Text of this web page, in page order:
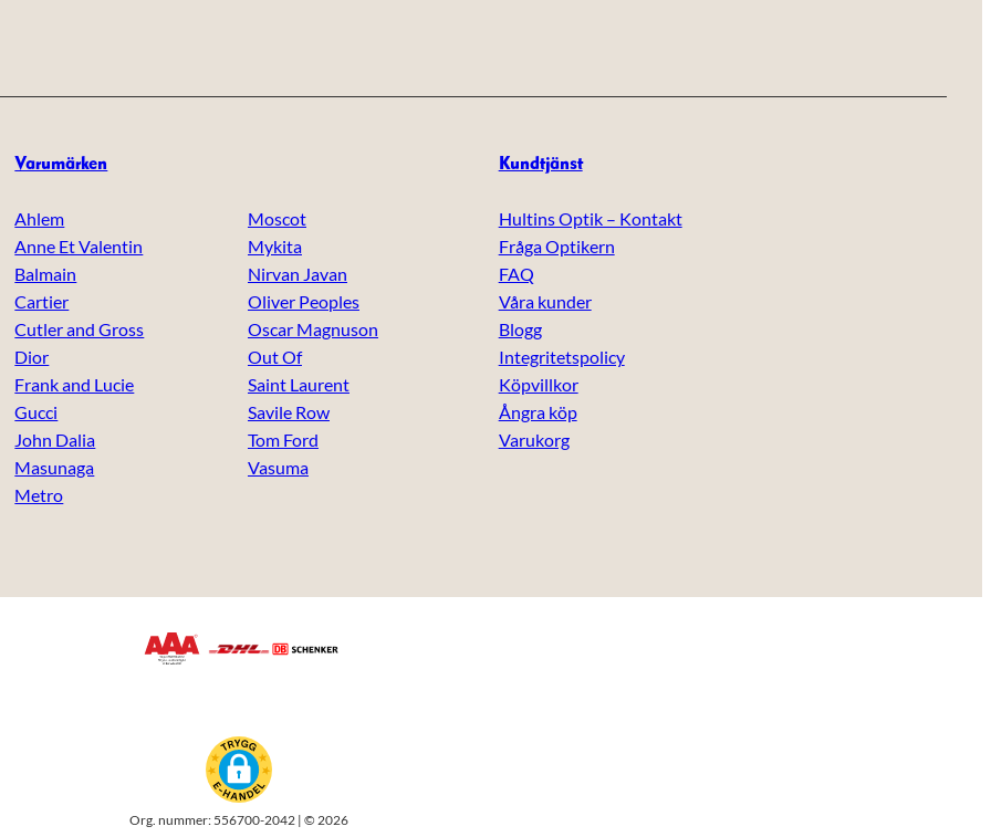
Varumärken
Ahlem
Anne Et Valentin
Balmain
Cartier
Cutler and Gross
Dior
Frank and Lucie
Gucci
John Dalia
Masunaga
Metro
Moscot
Mykita
Nirvan Javan
Oliver Peoples
Oscar Magnuson
Out Of
Saint Laurent
Savile Row
Tom Ford
Vasuma
Kundtjänst
Hultins Optik – Kontakt
Fråga Optikern
FAQ
Våra kunder
Blogg
Integritetspolicy
Köpvillkor
Ångra köp
Varukorg
Org. nummer: 556700-2042 | © 2026